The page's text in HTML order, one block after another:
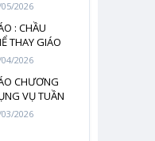
2026
: CHẦU
THAY GIÁO
2026
2026
CHƯƠNG
VỤ TUẦN
2026
2026